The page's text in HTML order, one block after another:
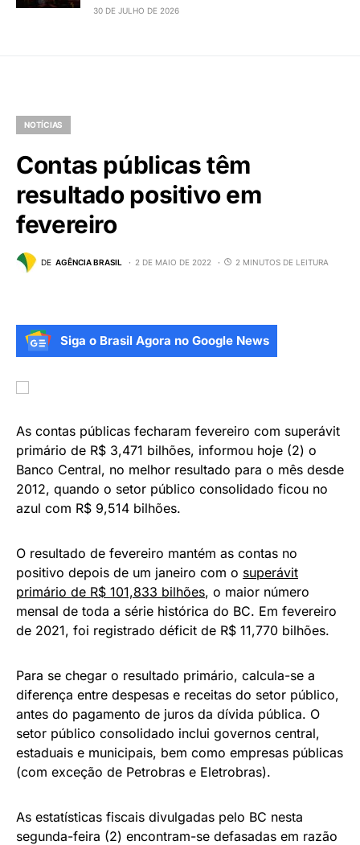
30 DE JULHO DE 2026
NOTÍCIAS
Contas públicas têm
resultado positivo em
fevereiro
DE AGÊNCIA BRASIL 2 DE MAIO DE 2022 2 MINUTOS DE LEITURA
Siga o Brasil Agora no Google News
As contas públicas fecharam fevereiro com superávit
primário de R$ 3,471 bilhões, informou hoje (2) o
Banco Central, no melhor resultado para o mês desde
2012, quando o setor público consolidado ficou no
azul com R$ 9,514 bilhões.
O resultado de fevereiro mantém as contas no
positivo depois de um janeiro com o superávit
primário de R$ 101,833 bilhões, o maior número
mensal de toda a série histórica do BC. Em fevereiro
de 2021, foi registrado déficit de R$ 11,770 bilhões.
Para se chegar o resultado primário, calcula-se a
diferença entre despesas e receitas do setor público,
antes do pagamento de juros da dívida pública. O
setor público consolidado inclui governos central,
estaduais e municipais, bem como empresas públicas
(com exceção de Petrobras e Eletrobras).
As estatísticas fiscais divulgadas pelo BC nesta
segunda-feira (2) encontram-se defasadas em razão